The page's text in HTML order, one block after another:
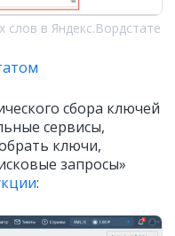
в Яндекс.Вордстате
сбора ключей
сервисы,
ключи,
запросы»
: